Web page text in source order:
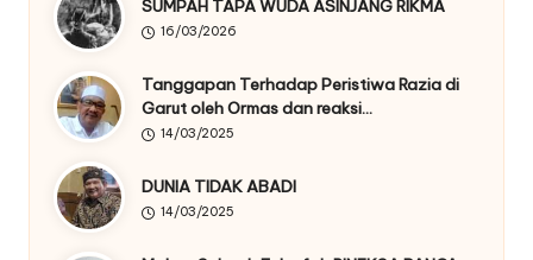
SUMPAH TAPA WUDA ASINJANG RIKMA
16/03/2026
Tanggapan Terhadap Peristiwa Razia di
Garut oleh Ormas dan reaksi…
14/03/2025
DUNIA TIDAK ABADI
14/03/2025